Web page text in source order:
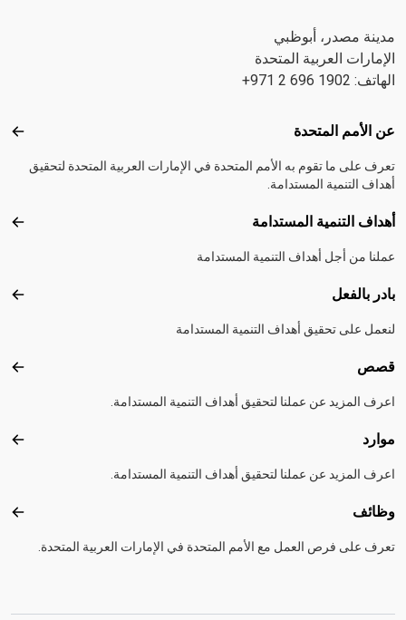
مدينة مصدر، أبوظبي
الإمارات العربية المتحدة
الهاتف: 1902 696 2 971+
Footer menu
عن الأمم المتحدة عن
تعرف على ما تقوم به الأمم المتحدة في الإمارات العربية المتحدة لتحقيق
أهداف التنمية المستدامة.
أهداف التنمية المستدامة
عملنا من أجل أهداف التنمية المستدامة
بادر بالفعل
لنعمل على تحقيق أهداف التنمية المستدامة
قصص
اعرف المزيد عن عملنا لتحقيق أهداف التنمية المستدامة.
موارد
اعرف المزيد عن عملنا لتحقيق أهداف التنمية المستدامة.
وظائف
تعرف على فرص العمل مع الأمم المتحدة في الإمارات العربية المتحدة.